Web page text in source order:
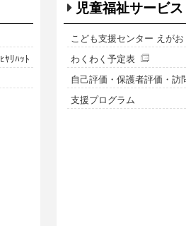
ﾔﾘﾊｯﾄ
児童福祉サービス
こども支援センター えがお
わくわく予定表
自己評価・保護者評価・訪
支援プログラム